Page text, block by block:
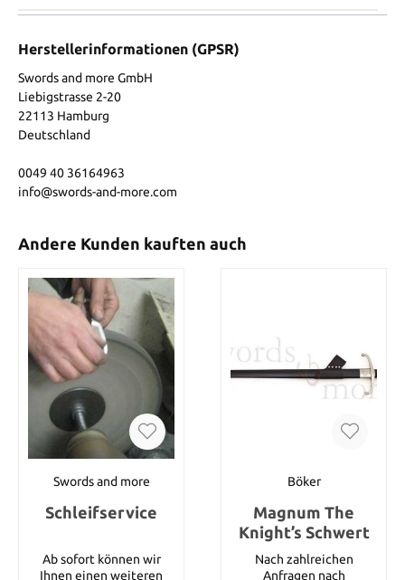
Herstellerinformationen (GPSR)
Swords and more GmbH
Liebigstrasse 2-20
22113 Hamburg
Deutschland
0049 40 36164963
info@swords-and-more.com
Andere Kunden kauften auch
Swords and more
Schleifservice
Ab sofort können wir
Ihnen einen weiteren
Böker
Magnum The
Knight’s Schwert
Nach zahlreichen
Anfragen nach